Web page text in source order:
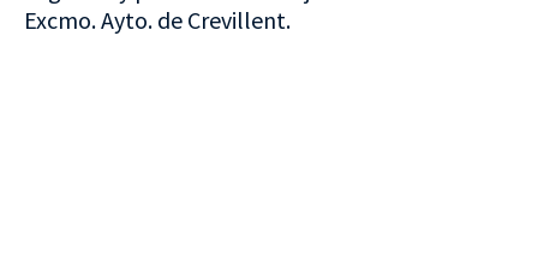
Excmo. Ayto. de Crevillent.